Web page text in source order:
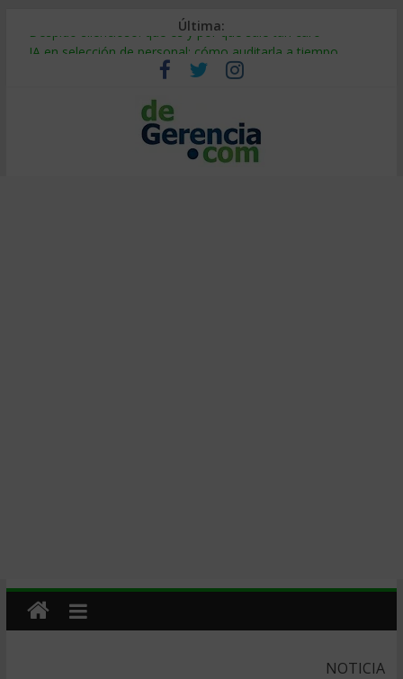
Última:
Despido silencioso: qué es y por qué sale tan caro
IA en selección de personal: cómo auditarla a tiempo
Trabajo forzoso en la cadena de suministro: qué hacer
Mercado hispano de EE. UU.: cómo segmentarlo y venderle
Stablecoins para empresas: cómo pagar y cobrar en 2026
NOTICIA